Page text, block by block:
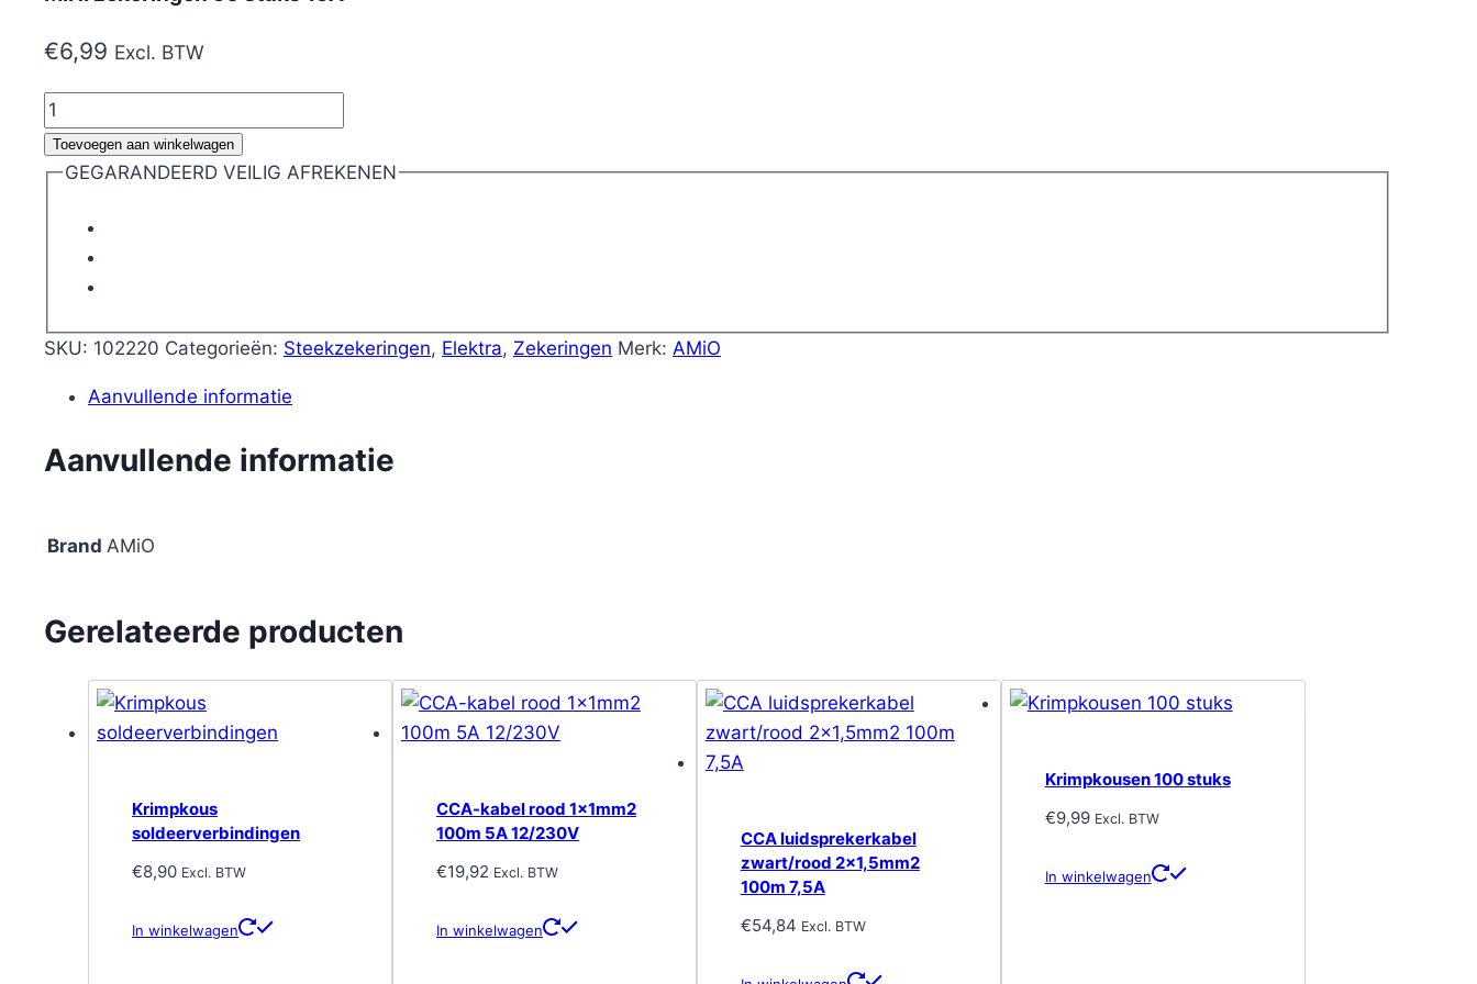
€6,99 Excl. BTW
MINI
zekeringen
aantal
Toevoegen aan winkelwagen
GEGARANDEERD VEILIG AFREKENEN
SKU: 102220 Categorieën: Steekzekeringen, Elektra, Zekeringen Merk: AMiO
Aanvullende informatie
Aanvullende informatie
Brand AMiO
Gerelateerde producten
Krimpkous
soldeerverbindingen
€8,90 Excl. BTW
In winkelwagen
CCA-kabel rood 1x1mm2
100m 5A 12/230V
€19,92 Excl. BTW
In winkelwagen
CCA luidsprekerkabel
zwart/rood 2×1,5mm2
100m 7,5A
€54,84 Excl. BTW
Krimpkousen 100 stuks
€9,99 Excl. BTW
In winkelwagen